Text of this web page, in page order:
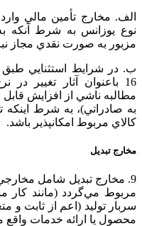
الف. مخارج‌ تأمين‌ مالي‌
نوع‌ يوزانس‌ به شرط‌ آنكه‌
مزبور به‌ صورت‌ نقدي‌ مجاز
ب‌. در شرايط‌ استثنايي‌ طبق‌
16 باعنوان‌ آثار تغییر
مطالبه‌ ناشي‌ از افزايش‌
به‌ صادراتي‌)، به شرط‌
کالاي‌ مربوط‌ امكانپذير باشد.
مخارج‌ تبديل‌
9. مخارج‌ تبديل‌ شامل‌
مربوط‌ مي‌گردد (مانند كار
سربار توليد (اعم‌ از ثابت‌ و
محصول‌ يا ارائه‌ خدمات‌